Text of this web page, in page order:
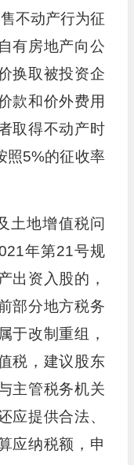
不动产行为征
有房地产向公
换取被投资企
款和价外费用
取得不动产时
照5%的征收率
土地增值税问
年第21号规
出资入股的，
部分地方税务
于改制重组，
税，建议股东
主管税务机关
应提供合法、
应纳税额，申